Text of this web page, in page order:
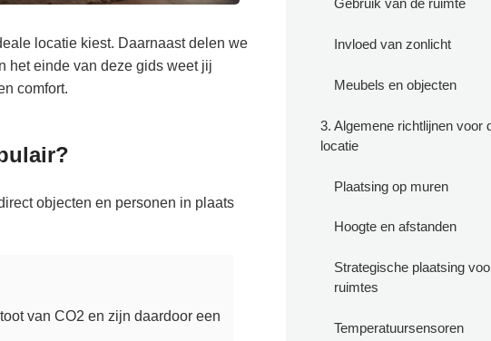
locatie kiest. Daarnaast delen we
het einde van deze gids weet jij
comfort.
objecten en personen in plaats
van CO2 en zijn daardoor een
Gebruik van de ruimte
Invloed van zonlicht
Meubels en objecten
3. Algemene richtlijnen voor
locatie
Plaatsing op muren
Hoogte en afstanden
Strategische plaatsing
ruimtes
Temperatuursensoren